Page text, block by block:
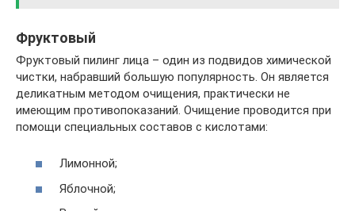
Фруктовый
Фруктовый пилинг лица – один из подвидов химической
чистки, набравший большую популярность. Он является
деликатным методом очищения, практически не
имеющим противопоказаний. Очищение проводится при
помощи специальных составов с кислотами:
Лимонной;
Яблочной;